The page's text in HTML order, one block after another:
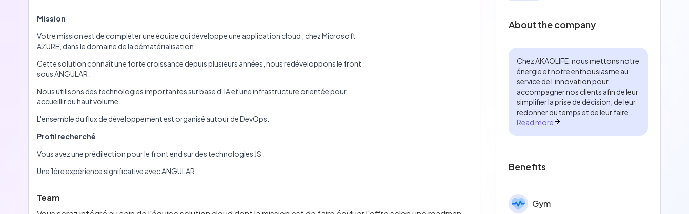
Mission
Votre mission est de compléter une équipe qui développe une application cloud , chez Microsoft
AZURE, dans le domaine de la dématérialisation.
Cette solution connaît une forte croissance depuis plusieurs années, nous redéveloppons le front
sous ANGULAR .
Nous utilisons des technologies importantes sur base d' IA et une infrastructure orientée pour
accueillir du haut volume.
L'ensemble du flux de développement est organisé autour de DevOps.
Profil recherché
Vous avez une prédilection pour le front end sur des technologies JS .
Une 1ère expérience significative avec ANGULAR.
Team
About the company
Chez AKAOLIFE, nous mettons notre
énergie et notre enthousiasme au
service de l’innovation pour
accompagner nos clients afin de leur
simplifier la prise de décision, de leur
redonner du temps et de leur faire
bénéficier du meilleur de la
gestion des flux d’information et de
rationaliser les processus de nos
Read more
Benefits
Gym